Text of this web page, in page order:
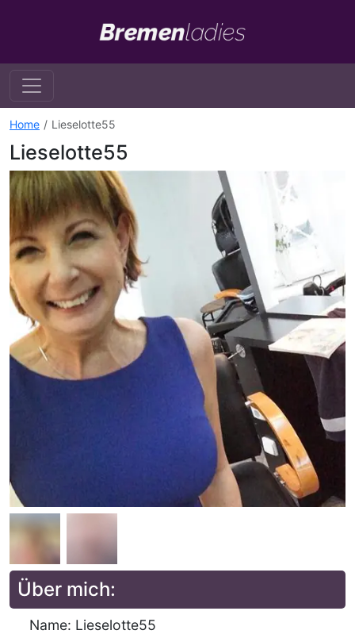
Home Lieselotte55
Lieselotte55
Über mich:
Name: Lieselotte55